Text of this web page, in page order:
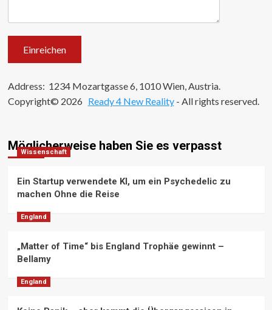
Address: 1234 Mozartgasse 6, 1010 Wien, Austria.
Copyright© 2026 Ready 4 New Reality- All rights reserved.
Möglicherweise haben Sie es verpasst
Wissenschaft
Ein Startup verwendete KI, um ein Psychedelic zu
machen Ohne die Reise
England
„Matter of Time“ bis England Trophäe gewinnt –
Bellamy
England